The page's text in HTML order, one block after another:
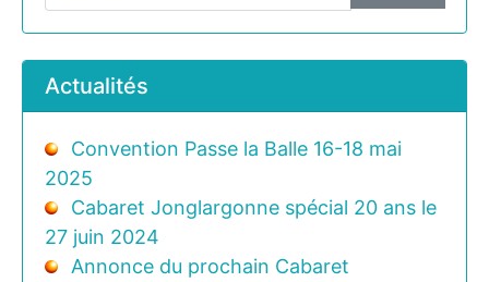
Actualités
Convention Passe la Balle 16-18 mai
2025
Cabaret Jonglargonne spécial 20 ans le
27 juin 2024
Annonce du prochain Cabaret